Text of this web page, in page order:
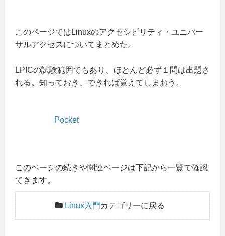
このページではLinuxのアクセシビリティ・ユニバー
サルアクセスについてまとめた。
LPICの試験範囲でもあり、ほとんど必ず１問は出題さ
れる。知っておき、できれば覚えてしまおう。
Pocket
このページの続きや関連ページは下記から一覧で確認
できます。
Linux入門 カテゴリーに戻る